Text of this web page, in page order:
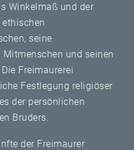
Winkelmaß und der
seine
und seinen
Freimaurerei
Festlegung religiöser
der persönlichen
Bruders.
der Freimaurer